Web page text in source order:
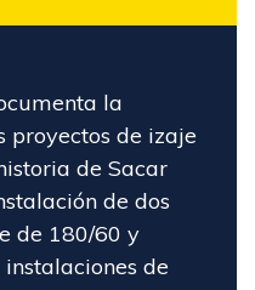
la
proyectos de izaje
de Sacar
de dos
de 180/60 y
de